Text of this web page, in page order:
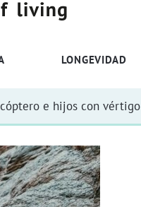
LONGEVIDAD
e hijos con vértigo